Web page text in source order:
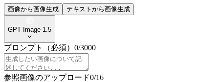
画像から画像生成 テキストから画像生成
GPT Image 1.5
プロンプト （必須） 0/3000
参照画像のアップロード0/16